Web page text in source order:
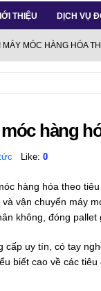
THIỆU DỊCH VỤ
MÓC HÀNG HÓA
hàng
Like: 0
hàng hóa theo
vận chuyển máy
không, đóng
cấp uy tín, có tay
biết cao về các